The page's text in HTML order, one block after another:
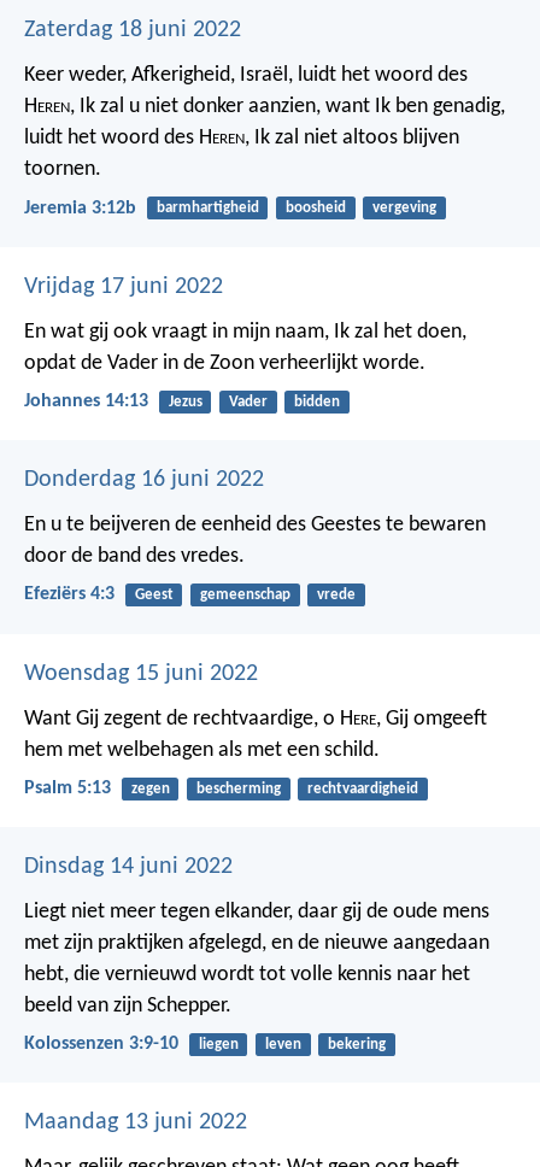
Zaterdag 18 juni 2022
Keer weder, Afkerigheid, Israël, luidt het woord des
Heren, Ik zal u niet donker aanzien, want Ik ben genadig,
luidt het woord des Heren, Ik zal niet altoos blijven
toornen.
Jeremia 3:12b barmhartigheid boosheid vergeving
Vrijdag 17 juni 2022
En wat gij ook vraagt in mijn naam, Ik zal het doen,
opdat de Vader in de Zoon verheerlijkt worde.
Johannes 14:13 Jezus Vader bidden
Donderdag 16 juni 2022
En u te beijveren de eenheid des Geestes te bewaren
door de band des vredes.
Efeziërs 4:3 Geest gemeenschap vrede
Woensdag 15 juni 2022
Want Gij zegent de rechtvaardige, o Here, Gij omgeeft
hem met welbehagen als met een schild.
Psalm 5:13 zegen bescherming rechtvaardigheid
Dinsdag 14 juni 2022
Liegt niet meer tegen elkander, daar gij de oude mens
met zijn praktijken afgelegd, en de nieuwe aangedaan
hebt, die vernieuwd wordt tot volle kennis naar het
beeld van zijn Schepper.
Kolossenzen 3:9-10 liegen leven bekering
Maandag 13 juni 2022